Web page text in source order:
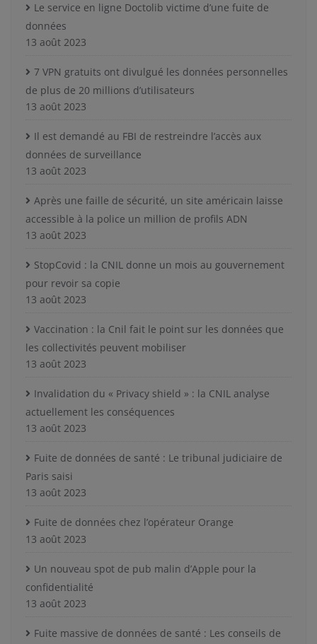
Le service en ligne Doctolib victime d’une fuite de
données
13 août 2023
7 VPN gratuits ont divulgué les données personnelles
de plus de 20 millions d’utilisateurs
13 août 2023
Il est demandé au FBI de restreindre l’accès aux
données de surveillance
13 août 2023
Après une faille de sécurité, un site américain laisse
accessible à la police un million de profils ADN
13 août 2023
StopCovid : la CNIL donne un mois au gouvernement
pour revoir sa copie
13 août 2023
Vaccination : la Cnil fait le point sur les données que
les collectivités peuvent mobiliser
13 août 2023
Invalidation du « Privacy shield » : la CNIL analyse
actuellement les conséquences
13 août 2023
Fuite de données de santé : Le tribunal judiciaire de
Paris saisi
13 août 2023
Fuite de données chez l’opérateur Orange
13 août 2023
Un nouveau spot de pub malin d’Apple pour la
confidentialité
13 août 2023
Fuite massive de données de santé : Les conseils de